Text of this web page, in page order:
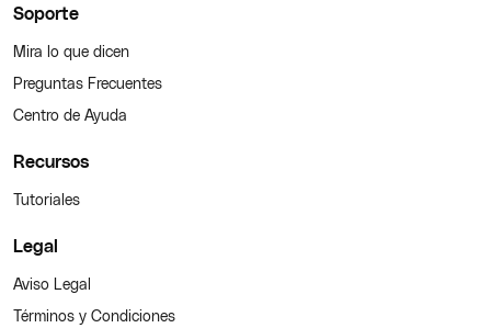
Soporte
Mira lo que dicen
Preguntas Frecuentes
Centro de Ayuda
Recursos
Tutoriales
Legal
Aviso Legal
Términos y Condiciones